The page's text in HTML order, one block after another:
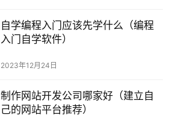
自学编程入门应该先学什么（编程
入门自学软件）
2023年12月24日
制作网站开发公司哪家好（建立自
己的网站平台推荐）